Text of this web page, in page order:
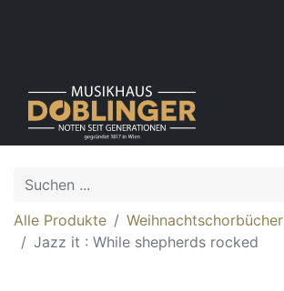
Alle Produkte
Weihnachtschorbücher
Jazz it : While shepherds rocked